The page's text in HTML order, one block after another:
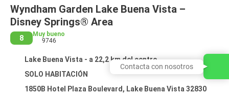
Wyndham Garden Lake Buena Vista –
Disney Springs® Area
8
Muy bueno
9746
Lake Buena Vista - a 22,2 km del centro
SOLO HABITACIÓN
1850B Hotel Plaza Boulevard, Lake Buena Vista 32830
Contacta con nosotros